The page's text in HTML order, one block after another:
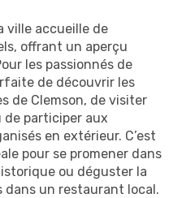
ville accueille de
offrant un aperçu
les passionnés de
de découvrir les
de Clemson, de visiter
de participer aux
en extérieur. C’est
pour se promener dans
ou déguster la
dans un restaurant local.